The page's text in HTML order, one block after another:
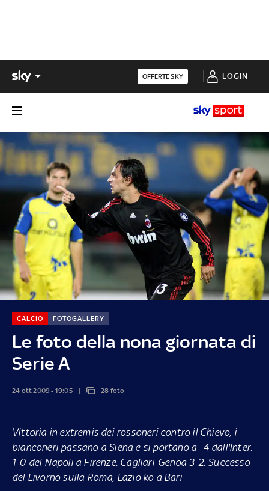
OFFERTE SKY LOGIN
Le foto della nona giornata di
Serie A
CALCIO FOTOGALLERY
24 ott 2009 - 19:05 28 foto
Vittoria in extremis dei rossoneri contro il Chievo, i
bianconeri passano a Siena e si portano a -4 dall'Inter.
1-0 del Napoli a Firenze. Cagliari-Genoa 3-2. Successo
del Livorno sulla Roma, Lazio ko a Bari